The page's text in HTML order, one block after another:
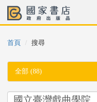
首頁 搜尋
全部 (88)